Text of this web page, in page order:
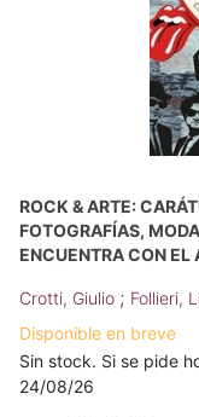
ROCK & ARTE:
FOTOGRAFÍAS,
ENCUENTRA CON EL
Crotti, Giulio ; Follieri,
Disponible en breve
Sin stock. Si se pide
24/08/26